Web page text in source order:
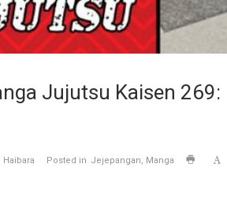
Jujutsu Kaisen
Haibara Posted in Jejepangan Manga